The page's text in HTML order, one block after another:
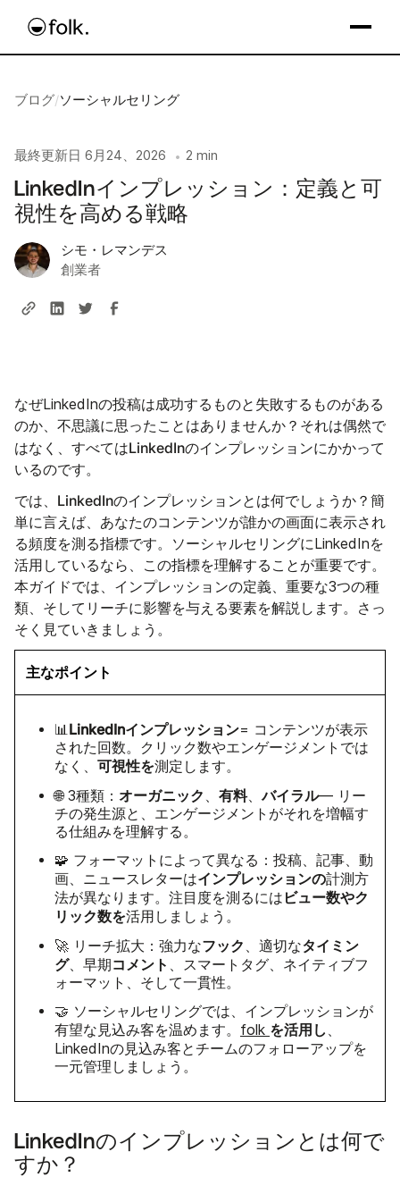
ブログ/ソーシャルセリング
最終更新日 6月24、2026 • 2 min
LinkedInインプレッション：定義と可
視性を高める戦略
シモ・レマンデス
創業者
なぜLinkedInの投稿は成功するものと失敗するものがある
のか、不思議に思ったことはありませんか？それは偶然で
はなく、すべてはLinkedInのインプレッションにかかって
いるのです。
では、 LinkedInのインプレッションとは何でしょうか ？簡
単に言えば、あなたのコンテンツが誰かの画面に表示され
る頻度を測る指標です。ソーシャルセリングにLinkedInを
活用しているなら、この指標を理解することが重要です。
本ガイドでは、インプレッションの定義、重要な3つの種
類、そしてリーチに影響を与える要素を解説します。さっ
そく見ていきましょう。
主なポイント
📊 LinkedInインプレッション= コンテンツが表示
された回数。クリック数やエンゲージメントでは
なく、 可視性を測定します。
🌐 3種類： オーガニック 有料、バイラル— リー
チの発生源と、エンゲージメントがそれを増幅す
る仕組みを理解する。
🧩 フォーマットによって異なる：投稿、記事、動
画、ニュースレターはインプレッションの計測方
法が異なります。注目度を測るには ビュー数やク
リック数を活用しましょう。
🚀 リーチ拡大：強力なフック 、適切なタイミン
グ、早期コメント
、スマートタグ、ネイティブフ
ォーマット、そして一貫性。
🤝 ソーシャルセリングでは、インプレッションが
有望な見込み客を温めます。 folk を活用し
LinkedInの見込み客とチームのフォローアップを
一元管理しましょう。
LinkedInのインプレッションとは何で
すか？